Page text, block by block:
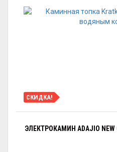
СКИДКА!
ЭЛЕКТРОКАМИН ADAJIO NEW